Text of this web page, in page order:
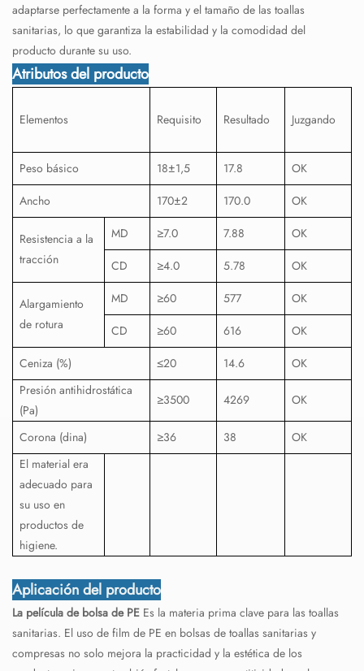
adaptarse perfectamente a la forma y el tamaño de las toallas
sanitarias, lo que garantiza la estabilidad y la comodidad del
producto durante su uso.
Atributos del producto
Elementos Requisito Resultado Juzgando
Peso básico 18±1,5 17.8
OK
Ancho
170±2 170.0 OK
Resistencia a la
tracción
MD ≥7.0 7.88
OK
CD
≥4.0 5.78 OK
Alargamiento
de rotura
MD ≥60 577
OK
CD
≥60 616
OK
Ceniza (%)
≤20 14.6
OK
Presión antihidrostática
(Pa)
≥3500 4269 OK
Corona (dina) ≥36 38
OK
El material era
adecuado para
su uso en
productos de
higiene.
Aplicación del producto
La película de bolsa de PE Es la materia prima clave para las toallas
sanitarias. El uso de film de PE en bolsas de toallas sanitarias y
compresas no solo mejora la practicidad y la estética de los